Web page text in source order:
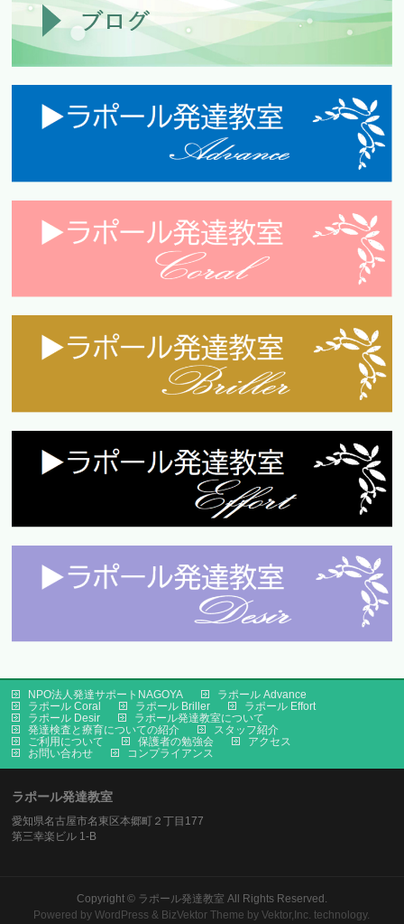
NPO法人発達サポートNAGOYA
ラポール Advance
ラポール Coral
ラポール Briller
ラポール Effort
ラポール Desir
ラポール発達教室について
発達検査と療育についての紹介
スタッフ紹介
ご利用について
保護者の勉強会
アクセス
お問い合わせ
コンプライアンス
ラポール発達教室
愛知県名古屋市名東区本郷町２丁目177
第三幸楽ビル 1-B
Copyright © ラポール発達教室 All Rights Reserved.
Powered byWordPress & BizVektor Theme byVektor,Inc. technology.